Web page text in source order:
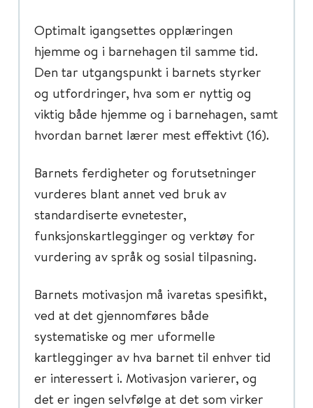
Optimalt igangsettes opplæringen
hjemme og i barnehagen til samme tid.
Den tar utgangspunkt i barnets styrker
og utfordringer, hva som er nyttig og
viktig både hjemme og i barnehagen, samt
hvordan barnet lærer mest effektivt (16).
Barnets ferdigheter og forutsetninger
vurderes blant annet ved bruk av
standardiserte evnetester,
funksjonskartlegginger og verktøy for
vurdering av språk og sosial tilpasning.
Barnets motivasjon må ivaretas spesifikt,
ved at det gjennomføres både
systematiske og mer uformelle
kartlegginger av hva barnet til enhver tid
er interessert i. Motivasjon varierer, og
det er ingen selvfølge at det som virker